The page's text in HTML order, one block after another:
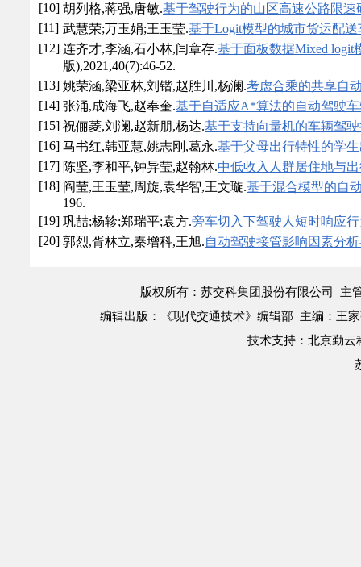
[10] 胡列格,蒋强,唐敏.基于驾驶行为的山区高速公路限速
[11] 武慧荣;万玉娟;王玉莹.基于Logit模型的城市货运配
[12] 连齐才,李涵,石小林,闫章存.基于面板数据Mixed logit
版),2021,40(7):46-52.
[13] 姚荣涵,梁亚林,刘锴,赵胜川,杨澜.考虑合乘的共享自
[14] 张涌,成海飞,赵奉奎.基于自适应A*算法的自动驾驶
[15] 祝俪菱,刘澜,赵新朋,杨达.基于支持向量机的车辆驾
[16] 马书红,韩亚慧,姚志刚,葛永.基于父母出行特性的学
[17] 陈坚,李和平,钟异莹,赵翰林.中低收入人群居住地与
[18] 阎莹,王玉莹,周旋,袁华智,王文璇.基于混合模型的自
196.
[19] 巩喆;杨轸;郑瑞平;袁方.旁车切入下驾驶人短时响应
[20] 郭烈,胥林立,秦增科,王旭.自动驾驶接管影响因素分
版权所有：苏交科集团股份有限公司 主
编辑出版：《现代交通技术》编辑部 主编：王
技术支持： 北京勤云